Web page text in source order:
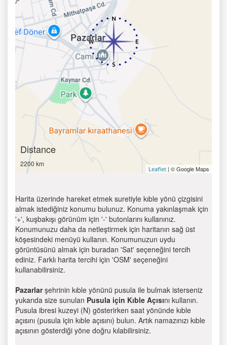
Distance
2200 km
Leaflet | © Google Maps
Harita üzerinde hareket etmek suretiyle kıble yönü çizgisini
almak istediğiniz konumu bulunuz. Konuma yakınlaşmak için
'+', kuşbakışı görünüm için '-' butonlarını kullanınız.
Konumunuzu daha da netleştirmek için haritanın sağ üst
köşesindeki menüyü kullanın. Konumunuzun uydu
görüntüsünü almak için buradan 'Sat' seçeneğini tercih
ediniz. Farklı harita tercihi için 'OSM' seçeneğini
kullanabilirsiniz.
Pazarlarşehrinin kıble yönünü pusula ile bulmak isterseniz
yukarıda size sunulan Pusula için Kıble Açısını kullanın.
Pusula ibresi kuzeyi (N) gösterirken saat yönünde kıble
açısını (pusula için kıble açısını) bulun. Artık namazınızı kıble
açısının gösterdiği yöne doğru kılabilirsiniz.